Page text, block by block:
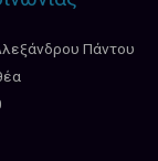
Πάντου